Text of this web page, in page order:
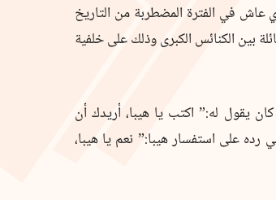
عاش في الفترة المضطربة من التاريخ
بين الكنائس الكبرى وذلك على خلفية
يقول له:” اكتب يا هيبا، أريدك أن
على استفسار هيبا:” نعم يا هيبا،